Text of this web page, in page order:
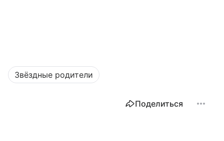
Звёздные родители
Поделиться